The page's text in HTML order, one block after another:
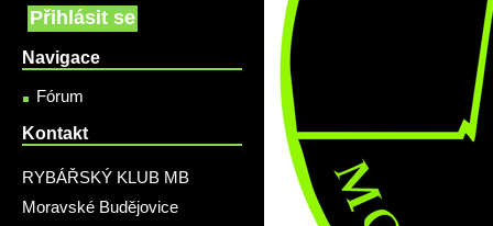
Navigace
Fórum
Kontakt
RYBÁŘSKÝ KLUB MB
Moravské Budějovice